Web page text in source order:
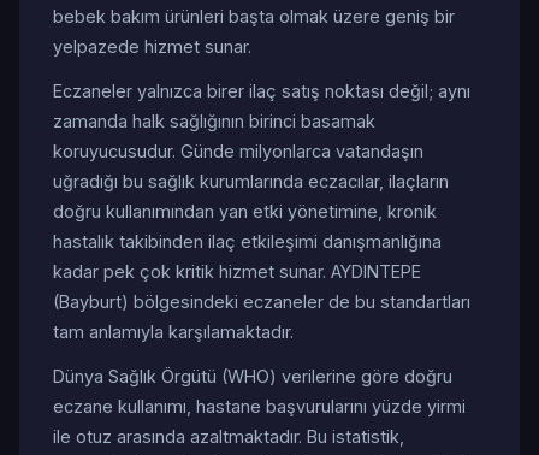
bebek bakım ürünleri başta olmak üzere geniş bir
yelpazede hizmet sunar.
Eczaneler yalnızca birer ilaç satış noktası değil; aynı
zamanda halk sağlığının birinci basamak
koruyucusudur. Günde milyonlarca vatandaşın
uğradığı bu sağlık kurumlarında eczacılar, ilaçların
doğru kullanımından yan etki yönetimine, kronik
hastalık takibinden ilaç etkileşimi danışmanlığına
kadar pek çok kritik hizmet sunar. AYDINTEPE
(Bayburt) bölgesindeki eczaneler de bu standartları
tam anlamıyla karşılamaktadır.
Dünya Sağlık Örgütü (WHO) verilerine göre doğru
eczane kullanımı, hastane başvurularını yüzde yirmi
ile otuz arasında azaltmaktadır. Bu istatistik,